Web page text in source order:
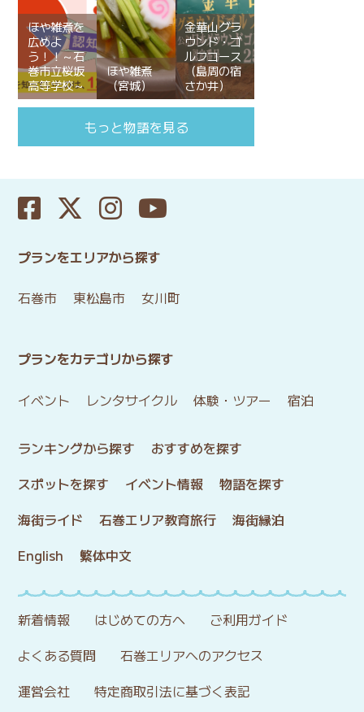
ほや雑煮を
広めよ
う！！～石
巻市立桜坂
高等学校～
ほや雑煮
（宮城）
金華山グラ
ウンド・ゴ
ルフコース
（島周の宿
さか井）
もっと物語を見る
プランをエリアから探す
石巻市 東松島市 女川町
プランをカテゴリから探す
イベント レンタサイクル 体験・ツアー 宿泊
ランキングから探す
おすすめを探す
スポットを探す
イベント情報
物語を探す
海街ライド
石巻エリア教育旅行
海街縁泊
English
繁体中文
新着情報 はじめての方へ
ご利用ガイド
よくある質問
石巻エリアへのアクセス
運営会社
特定商取引法に基づく表記